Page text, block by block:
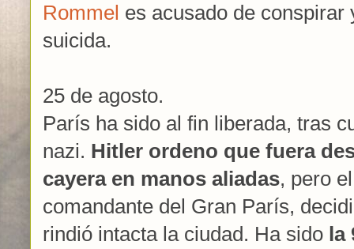
Rommel es acusado de conspirar
suicida.
25 de agosto.
París ha sido al fin liberada, tras
nazi. Hitler ordeno que fuera
cayera en manos aliadas, pero
comandante del Gran París,
rindió intacta la ciudad. Ha sido la